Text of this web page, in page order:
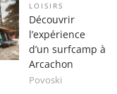
LOISIRS
Découvrir
l’expérience
d’un surfcamp à
Arcachon
Povoski